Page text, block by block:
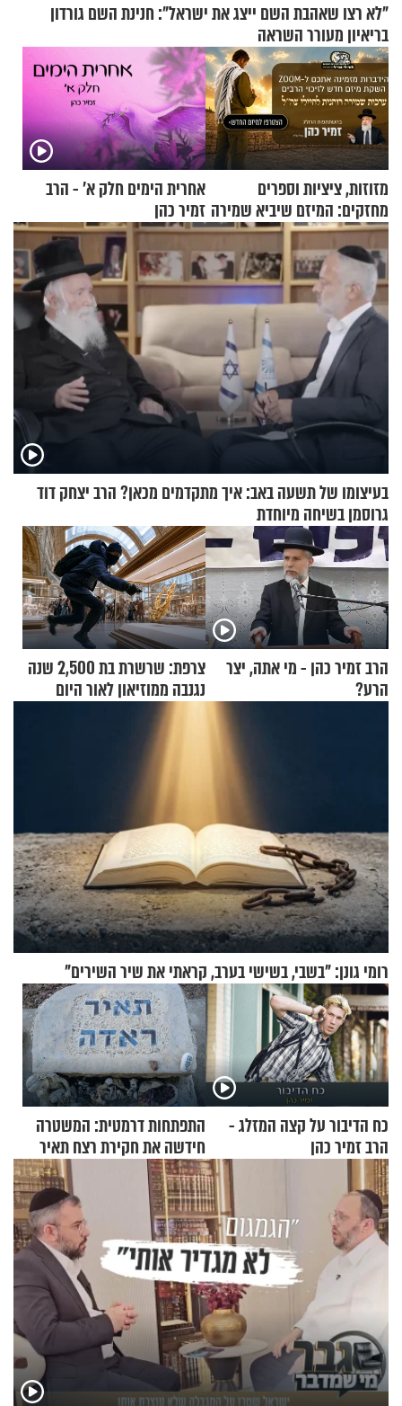
"לא רצו שאהבת השם ייצג את ישראל": חנינת השם גורדון
בריאיון מעורר השראה
מזוזות, ציציות וספרים
מחזקים: המיזם שיביא שמירה
רוחנית לאלפי חיילי צה"ל
אחרית הימים חלק א’ - הרב
זמיר כהן
בעיצומו של תשעה באב: איך מתקדמים מכאן? הרב יצחק דוד
גרוסמן בשיחה מיוחדת
הרב זמיר כהן - מי אתה, יצר
הרע?
צרפת: שרשרת בת 2,500 שנה
נגנבה ממוזיאון לאור היום
רומי גונן: "בשבי, בשישי בערב, קראתי את שיר השירים"
כח הדיבור על קצה המזלג -
הרב זמיר כהן
התפתחות דרמטית: המשטרה
חידשה את חקירת רצח תאיר
ראדה